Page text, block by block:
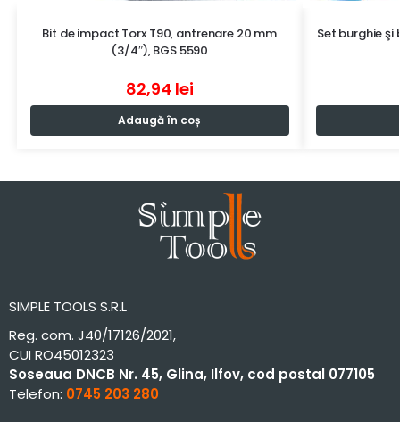
Bit de impact Torx T90, antrenare 20 mm
(3/4″), BGS 5590
82,94 lei
Adaugă în coș
Set burghie şi
SIMPLE TOOLS S.R.L
Reg. com. J40/17126/2021,
CUI RO45012323
Soseaua DNCB Nr. 45, Glina, Ilfov, cod postal 077105
Telefon: 0745 203 280